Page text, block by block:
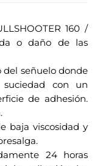
160 /
o daño de las
del señuelo donde
suciedad con un
de adhesión.
baja viscosidad y
24 horas